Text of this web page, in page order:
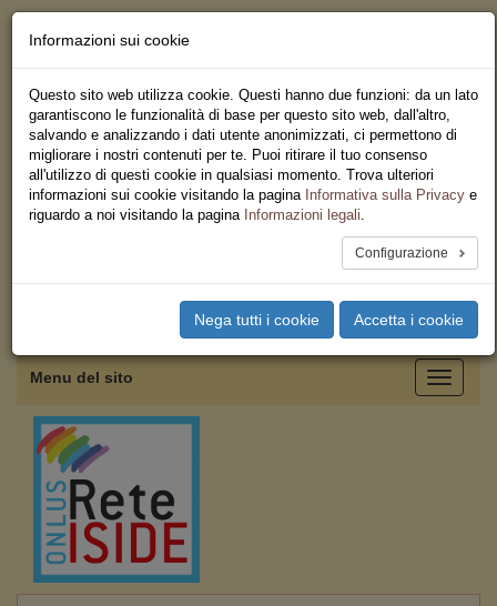
Servizi
Iscriviti
Ricerca
Area Stampa
Privacy
Coordinamento Provinciale
Toggle
Menu del sito
Informazioni sui cookie
Questo sito web utilizza cookie. Questi hanno due funzioni: da un lato
garantiscono le funzionalità di base per questo sito web, dall'altro,
salvando e analizzando i dati utente anonimizzati, ci permettono di
migliorare i nostri contenuti per te. Puoi ritirare il tuo consenso
all'utilizzo di questi cookie in qualsiasi momento. Trova ulteriori
informazioni sui cookie visitando la pagina Informativa sulla Privacy e
riguardo a noi visitando la pagina Informazioni legali.
Configurazione
Nega tutti i cookie Accetta i cookie